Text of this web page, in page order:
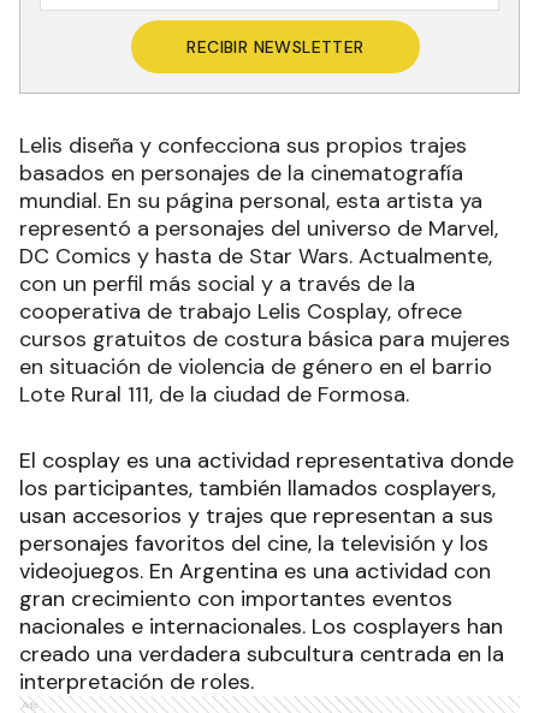
RECIBIR NEWSLETTER
Lelis diseña y confecciona sus propios trajes
basados en personajes de la cinematografía
mundial. En su página personal, esta artista ya
representó a personajes del universo de Marvel,
DC Comics y hasta de Star Wars. Actualmente,
con un perfil más social y a través de la
cooperativa de trabajo Lelis Cosplay, ofrece
cursos gratuitos de costura básica para mujeres
en situación de violencia de género en el barrio
Lote Rural 111, de la ciudad de Formosa.
El cosplay es una actividad representativa donde
los participantes, también llamados cosplayers,
usan accesorios y trajes que representan a sus
personajes favoritos del cine, la televisión y los
videojuegos. En Argentina es una actividad con
gran crecimiento con importantes eventos
nacionales e internacionales. Los cosplayers han
creado una verdadera subcultura centrada en la
interpretación de roles.
Ads